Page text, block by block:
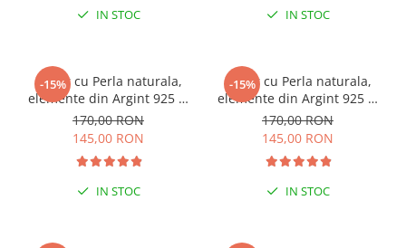
IN STOC IN STOC
-15%
Colier cu Perla naturala,
elemente din Argint 925 si
margele Miyuki, multicolor
170,00 RON
145,00 RON
IN STOC
-15%
Colier cu Perla naturala,
elemente din Argint 925 si
margele Miyuki, verde/kiwi
170,00 RON
145,00 RON
IN STOC